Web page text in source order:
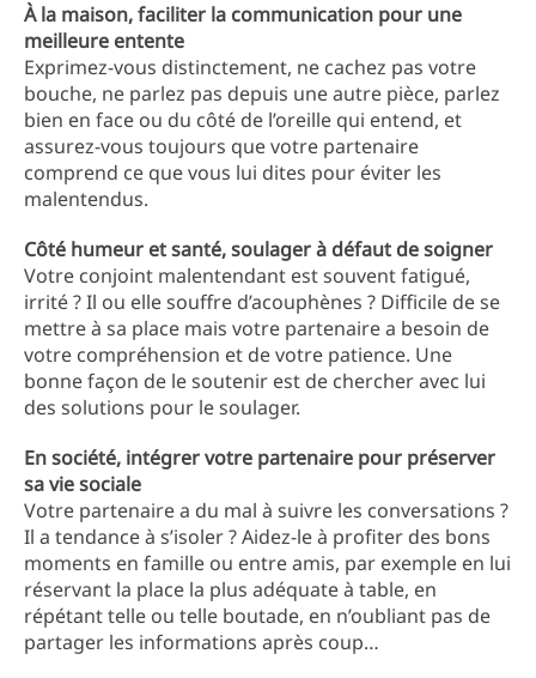
À la maison, faciliter la communication pour une
meilleure entente
Exprimez-vous distinctement, ne cachez pas votre
bouche, ne parlez pas depuis une autre pièce, parlez
bien en face ou du côté de l’oreille qui entend, et
assurez-vous toujours que votre partenaire
comprend ce que vous lui dites pour éviter les
malentendus.
Côté humeur et santé, soulager à défaut de soigner
Votre conjoint malentendant est souvent fatigué,
irrité ? Il ou elle souffre d’acouphènes ? Difficile de se
mettre à sa place mais votre partenaire a besoin de
votre compréhension et de votre patience. Une
bonne façon de le soutenir est de chercher avec lui
des solutions pour le soulager.
En société, intégrer votre partenaire pour préserver
sa vie sociale
Votre partenaire a du mal à suivre les conversations ?
Il a tendance à s’isoler ? Aidez-le à profiter des bons
moments en famille ou entre amis, par exemple en lui
réservant la place la plus adéquate à table, en
répétant telle ou telle boutade, en n’oubliant pas de
partager les informations après coup…